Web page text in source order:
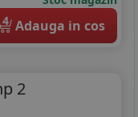
4 Adauga in cos
2